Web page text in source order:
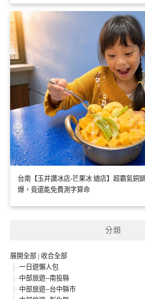
台南【玉井讚冰店-芒果冰 總店】超霸氣銅
爆，竟還能免費測字算命
分類
展開全部 | 收合全部
一日遊懶人包
中部旅遊--南投縣
中部旅遊--台中縣市